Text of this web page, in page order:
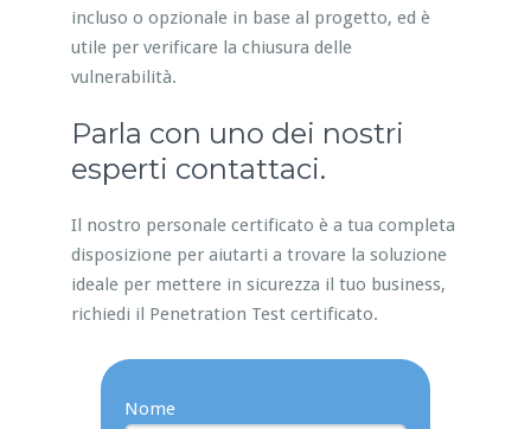
incluso o opzionale in base al progetto, ed è
utile per verificare la chiusura delle
vulnerabilità.
Parla con uno dei nostri
esperti contattaci.
Il nostro personale certificato è a tua completa
disposizione per aiutarti a trovare la soluzione
ideale per mettere in sicurezza il tuo business,
richiedi il Penetration Test certificato.
Nome